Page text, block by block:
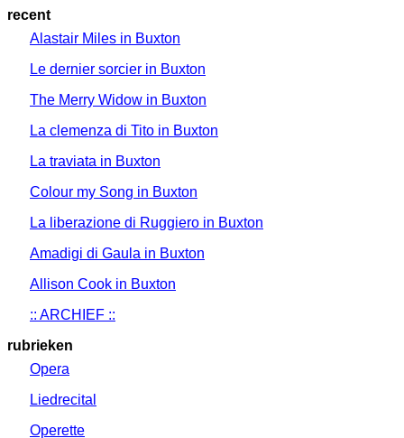
recent
Alastair Miles in Buxton
Le dernier sorcier in Buxton
The Merry Widow in Buxton
La clemenza di Tito in Buxton
La traviata in Buxton
Colour my Song in Buxton
La liberazione di Ruggiero in Buxton
Amadigi di Gaula in Buxton
Allison Cook in Buxton
:: ARCHIEF ::
rubrieken
Opera
Liedrecital
Operette